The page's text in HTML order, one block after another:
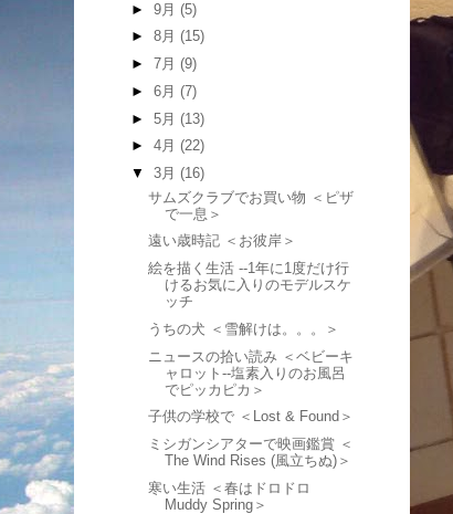
► 9月 (5)
► 8月 (15)
► 7月 (9)
► 6月 (7)
► 5月 (13)
► 4月 (22)
▼ 3月 (16)
サムズクラブでお買い物 ＜ピザ
で一息＞
遠い歳時記 ＜お彼岸＞
絵を描く生活 --1年に1度だけ行
けるお気に入りのモデルスケ
ッチ
うちの犬 ＜雪解けは。。。＞
ニュースの拾い読み ＜ベビーキ
ャロット--塩素入りのお風呂
でピッカピカ＞
子供の学校で ＜Lost & Found＞
ミシガンシアターで映画鑑賞 ＜
The Wind Rises (風立ちぬ)＞
寒い生活 ＜春はドロドロ
Muddy Spring＞